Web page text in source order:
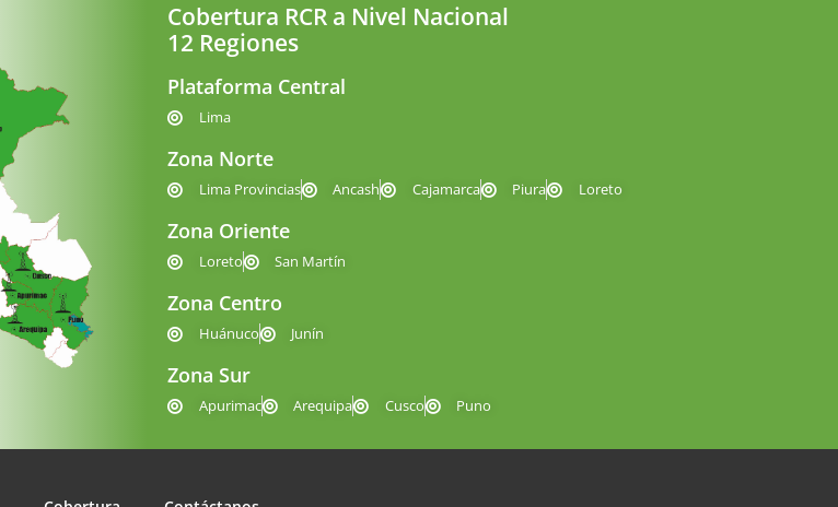
Cobertura RCR a Nivel Nacional
12 Regiones
Plataforma Central
Lima
Zona Norte
Lima Provincias Ancash Cajamarca Piura Loreto
Zona Oriente
Loreto San Martín
Zona Centro
Huánuco Junín
Zona Sur
Apurimac Arequipa Cusco Puno